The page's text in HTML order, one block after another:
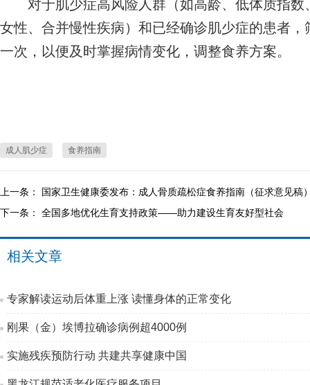
对于肌少症高风险人群（如高龄、低体质指数
女性、合并慢性疾病）和已经确诊肌少症的患者
一次，以便及时掌握病情变化，调整食养方案。
成人肌少症 食养指南
上一条： 国家卫生健康委发布：成人骨质疏松症食养指南（征求意见稿
下一条： 全国多地优化生育支持政策——助力建设生育友好型社会
相关文章
专家解读运动后体重上涨 读懂身体的正常变化
刚果（金）埃博拉确诊病例超4000例
实施残疾预防行动 共建共享健康中国